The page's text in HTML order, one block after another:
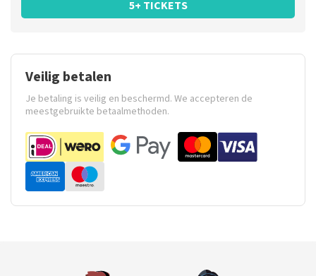
5+ TICKETS
Veilig betalen
Je betaling is veilig en beschermd. We accepteren de
meestgebruikte betaalmethoden.